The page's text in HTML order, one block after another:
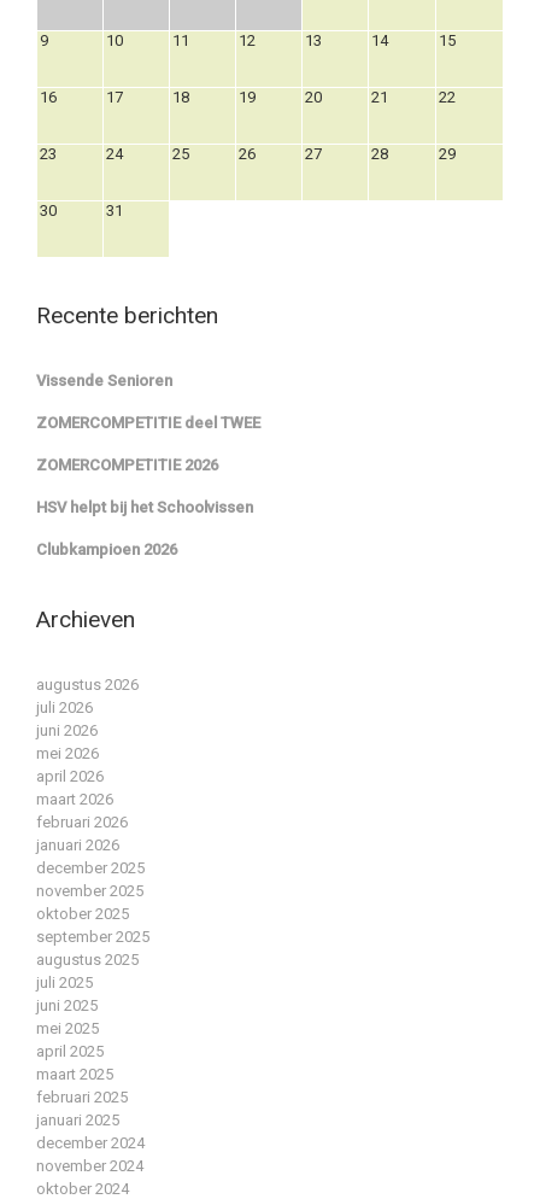
9 10 11 12 13 14 15
16 17 18 19 20 21 22
23 24 25 26 27 28 29
30 31
Recente berichten
Vissende Senioren
ZOMERCOMPETITIE deel TWEE
ZOMERCOMPETITIE 2026
HSV helpt bij het Schoolvissen
Clubkampioen 2026
Archieven
augustus 2026
juli 2026
juni 2026
mei 2026
april 2026
maart 2026
februari 2026
januari 2026
december 2025
november 2025
oktober 2025
september 2025
augustus 2025
juli 2025
juni 2025
mei 2025
april 2025
maart 2025
februari 2025
januari 2025
december 2024
november 2024
oktober 2024